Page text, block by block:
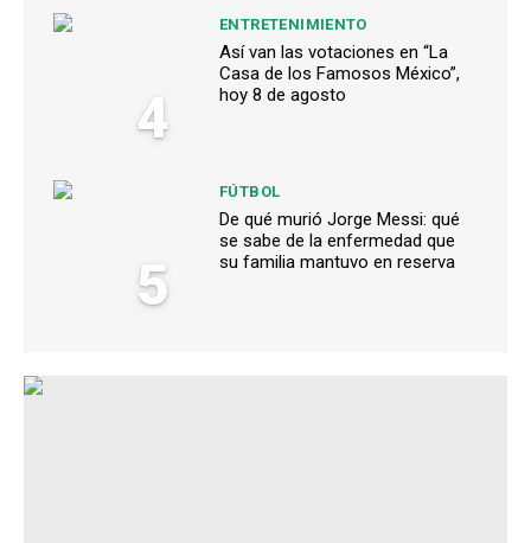
4
ENTRETENIMIENTO
Así van las votaciones en “La
Casa de los Famosos México”,
hoy 8 de agosto
5
FÚTBOL
De qué murió Jorge Messi: qué
se sabe de la enfermedad que
su familia mantuvo en reserva